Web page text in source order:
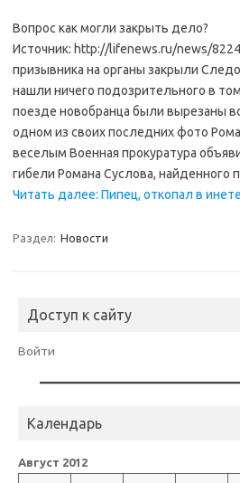
Вопрос как могли закрыть дело?
Источник: http://lifenews.ru/news/
призывника на органы закрыли
нашли ничего подозрительного в
поезде новобранца были вырезаны
одном из своих последних фото
веселым Военная прокуратура
гибели Романа Суслова,
Читать далее: Пипец, откопал в
Раздел: Новости
Доступ к сайту
Войти
Календарь
Август 2012